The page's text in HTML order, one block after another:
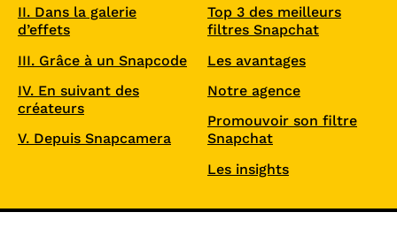
II. Dans la galerie
d’effets
III. Grâce à un Snapcode
IV. En suivant des
créateurs
V. Depuis Snapcamera
Top 3 des meilleurs
filtres Snapchat
Les avantages
Notre agence
Promouvoir son filtre
Snapchat
Les insights